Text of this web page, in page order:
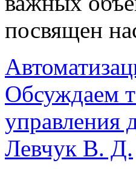
посвящен
Обсуждаем
управления
Левчук В. Д.